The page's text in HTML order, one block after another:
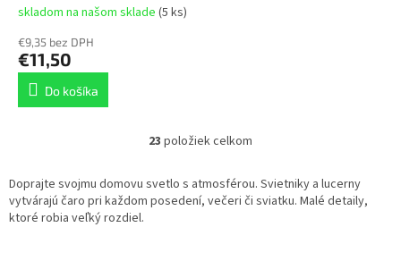
skladom na našom sklade (5 ks)
€9,35 bez DPH
€11,50
Do košíka
O
l
á
23 položiek celkom
Doprajte svojmu domovu svetlo s atmosférou. Svietniky a lucerny
vytvárajú čaro pri každom posedení, večeri či sviatku. Malé detaily,
ktoré robia veľký rozdiel.